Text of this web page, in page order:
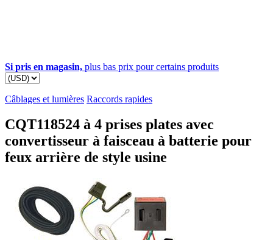
Si pris en magasin, plus bas prix pour certains produits
Câblages et lumières Raccords rapides
CQT118524 à 4 prises plates avec
convertisseur à faisceau à batterie pour
feux arrière de style usine